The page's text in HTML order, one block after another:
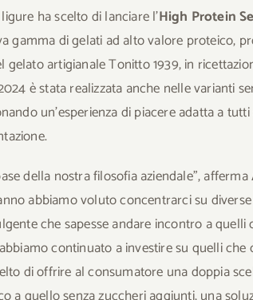
ha scelto di lanciare l’High Protein
gamma di gelati ad alto valore proteico,
artigianale Tonitto 1939, in
è stata realizzata anche nelle varianti
un’esperienza di piacere adatta a
della nostra filosofia aziendale”, afferma
abbiamo voluto concentrarci su
che sapesse andare incontro a quelli
continuato a investire su quelli che
di offrire al consumatore una doppia